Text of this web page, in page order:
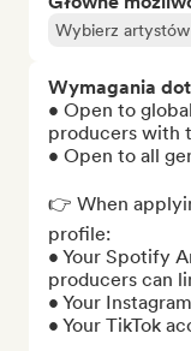
Wybierz
Wymagania
• Open to
producers with
• Open to all
👉 When
profile:
• Your Spotify
producers can
• Your
• Your TikTok